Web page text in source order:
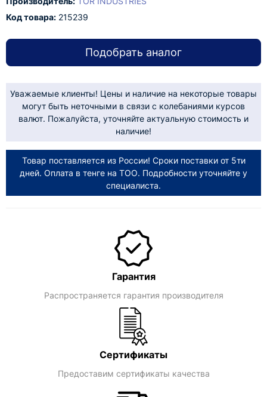
Код товара: 215239
Подобрать аналог
Уважаемые клиенты! Цены и наличие на некоторые товары
могут быть неточными в связи с колебаниями курсов
валют. Пожалуйста, уточняйте актуальную стоимость и
наличие!
Товар поставляется из России! Сроки поставки от 5ти
дней. Оплата в тенге на ТОО. Подробности уточняйте у
специалиста.
Гарантия
Распространяется гарантия производителя
Сертификаты
Предоставим сертификаты качества